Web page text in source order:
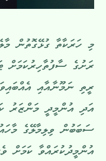
މި ހަރަކާތާ ގުޅޭގޮތުން
ރަށުގެ ސާފުތާހިރުކަމަށް
ރީތި ނަމޫނާއާއި
އަދި އުންމީދީ މަންޒަރު
ސަބަބުން ވިލިމާލޭގެ
އުންމީދުކުރައްވާ ކަމަށް